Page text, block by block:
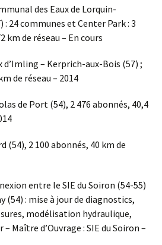
des Eaux de Lorquin-
: 24 communes et Center Park : 3
km de réseau – En cours
d’Imling – Kerprich-aux-Bois (57) ;
de réseau – 2014
de Port (54), 2 476 abonnés, 40,4
(54), 2 100 abonnés, 40 km de
entre le SIE du Soiron (54-55)
(54) : mise à jour de diagnostics,
modélisation hydraulique,
Maître d’Ouvrage : SIE du Soiron –